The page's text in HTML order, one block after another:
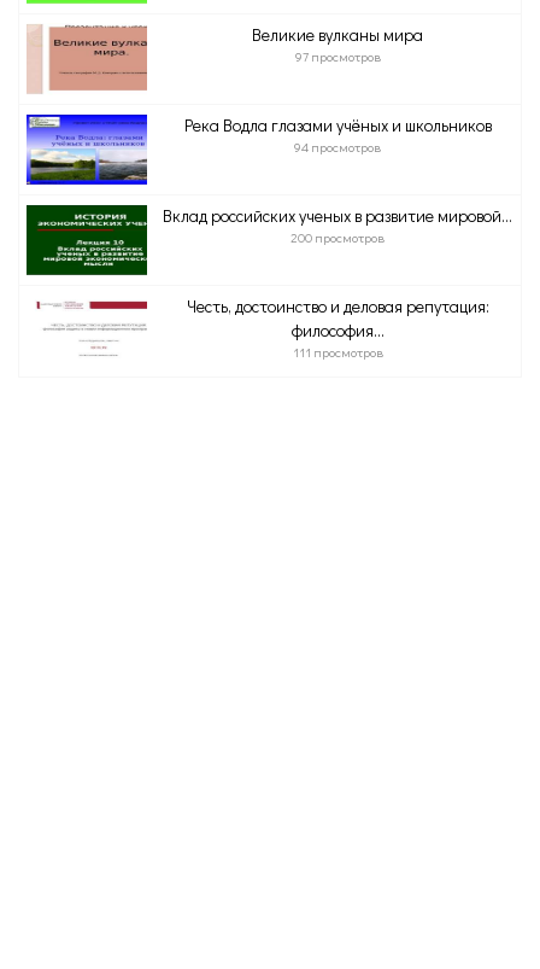
Великие вулканы мира
97 просмотров
Река Водла глазами учёных и школьников
94 просмотров
Вклад российских ученых в развитие мировой...
200 просмотров
Честь, достоинство и деловая репутация:
философия...
111 просмотров